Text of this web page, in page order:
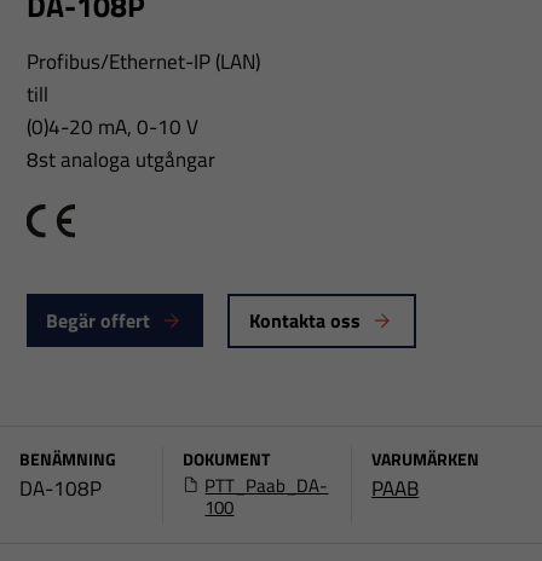
Profibus/Ethernet-IP (LAN)
till
(0)4-20 mA, 0-10 V
8st analoga utgångar
CE
Begär offert Kontakta oss
BENÄMNING
DA-108P
DOKUMENT
PTT_Paab_DA-
100
VARUMÄRKEN
PAAB